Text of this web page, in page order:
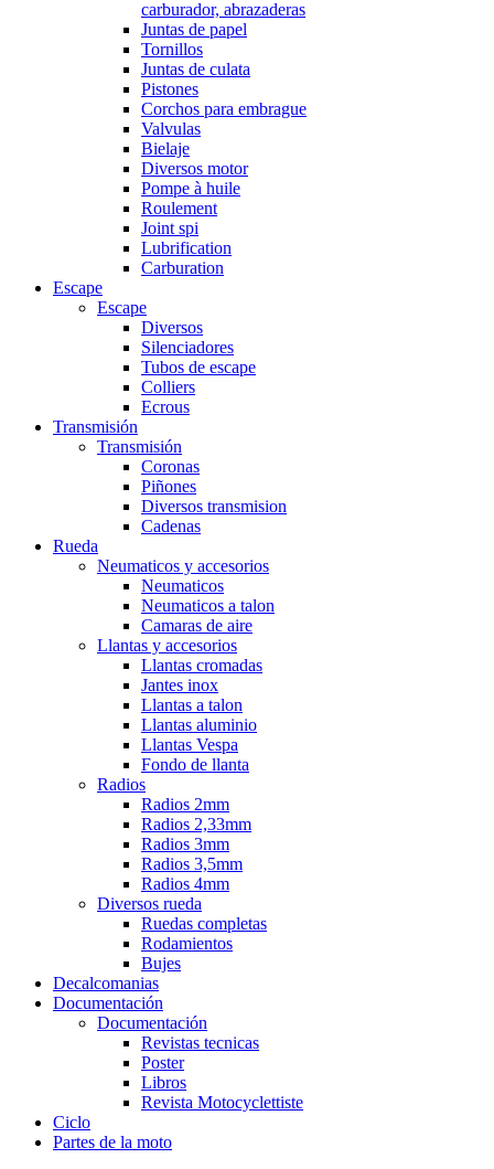
carburador, abrazaderas
Juntas de papel
Tornillos
Juntas de culata
Pistones
Corchos para embrague
Valvulas
Bielaje
Diversos motor
Pompe à huile
Roulement
Joint spi
Lubrification
Carburation
Escape
Escape
Diversos
Silenciadores
Tubos de escape
Colliers
Ecrous
Transmisión
Transmisión
Coronas
Piñones
Diversos transmision
Cadenas
Rueda
Neumaticos y accesorios
Neumaticos
Neumaticos a talon
Camaras de aire
Llantas y accesorios
Llantas cromadas
Jantes inox
Llantas a talon
Llantas aluminio
Llantas Vespa
Fondo de llanta
Radios
Radios 2mm
Radios 2,33mm
Radios 3mm
Radios 3,5mm
Radios 4mm
Diversos rueda
Ruedas completas
Rodamientos
Bujes
Decalcomanias
Documentación
Documentación
Revistas tecnicas
Poster
Libros
Revista Motocyclettiste
Ciclo
Partes de la moto